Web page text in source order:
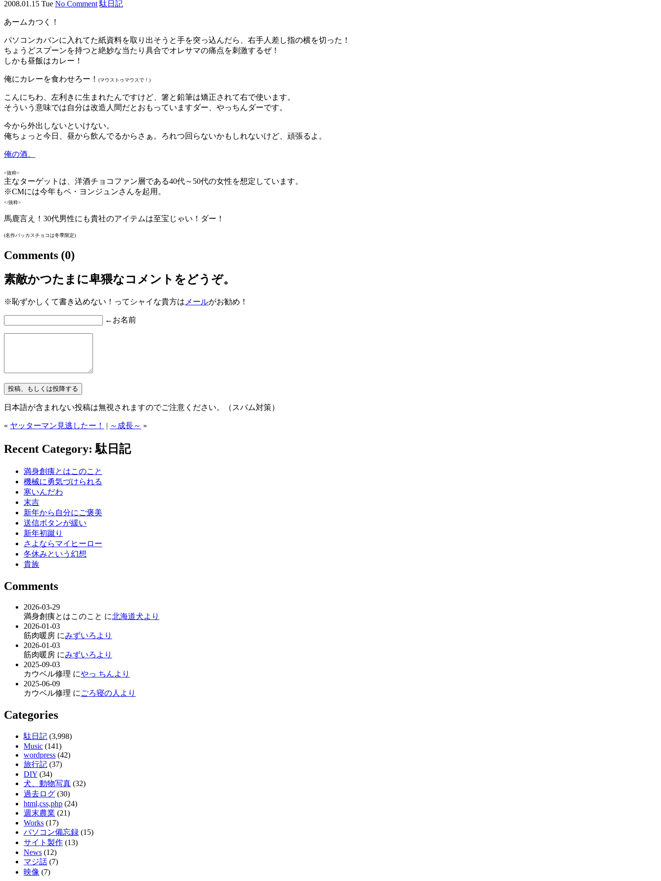
2008.01.15 Tue No Comment 駄日記
あームカつく！
パソコンカバンに入れてた紙資料を取り出そうと手を突っ込んだら、右手人差し指の横を切った！
ちょうどスプーンを持つと絶妙な当たり具合でオレサマの痛点を刺激するぜ！
しかも昼飯はカレー！
俺にカレーを食わせろー！ (マウストゥマウスで！)
こんにちわ、左利きに生まれたんですけど、箸と鉛筆は矯正されて右で使います。
そういう意味では自分は改造人間だとおもっていますダー、やっちんダーです。
今から外出しないといけない。
俺ちょっと今日、昼から飲んでるからさぁ。ろれつ回らないかもしれないけど、頑張るよ。
俺の酒。
<抜粋>
主なターゲットは、洋酒チョコファン層である40代～50代の女性を想定しています。
※CMには今年もペ・ヨンジュンさんを起用。
</抜粋>
馬鹿言え！30代男性にも貴社のアイテムは至宝じゃい！ダー！
(名作バッカスチョコは冬季限定)
Comments (0)
素敵かつたまに卑猥なコメントをどうぞ。
※恥ずかしくて書き込めない！ってシャイな貴方は メールがお勧め！
←お名前
日本語が含まれない投稿は無視されますのでご注意ください。（スパム対策）
« ヤッターマン見逃したー！ | ～成長～ »
Recent Category: 駄日記
満身創痍とはこのこと
機械に勇気づけられる
寒いんだわ
末吉
新年から自分にご褒美
送信ボタンが緩い
新年初蹴り
さよならマイヒーロー
冬休みという幻想
貴族
Comments
2026-03-29
満身創痍とはこのこと に北海道犬より
2026-01-03
筋肉暖房 にみずいろより
2026-01-03
筋肉暖房 にみずいろより
2025-09-03
カウベル修理 にやっ ちんより
2025-06-09
カウベル修理 に ごろ寝の人より
Categories
駄日記 (3,998)
Music (141)
wordpress (42)
旅行記 (37)
DIY (34)
犬、動物写真 (32)
過去ログ (30)
html,css,php (24)
週末農業 (21)
Works (17)
パソコン備忘録 (15)
サイト製作 (13)
News (12)
マジ話 (7)
映像 (7)